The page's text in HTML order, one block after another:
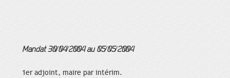
Mandat 30/04/2004 au 05/05/2004
1er adjoint, maire par intérim.